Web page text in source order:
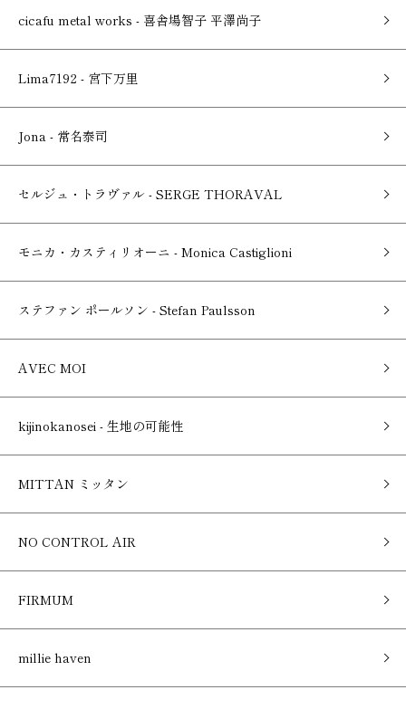
cicafu metal works - 喜舎場智子 平澤尚子
Lima7192 - 宮下万里
Jona - 常名泰司
セルジュ・トラヴァル - SERGE THORAVAL
モニカ・カスティリオーニ - Monica Castiglioni
ステファン ポールソン - Stefan Paulsson
AVEC MOI
kijinokanosei - 生地の可能性
MITTAN ミッタン
NO CONTROL AIR
FIRMUM
millie haven